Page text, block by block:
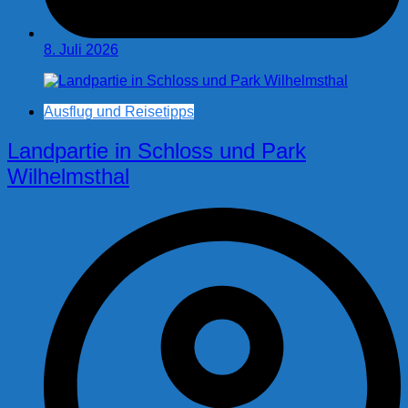
8. Juli 2026
Ausflug und Reisetipps
Landpartie in Schloss und Park
Wilhelmsthal